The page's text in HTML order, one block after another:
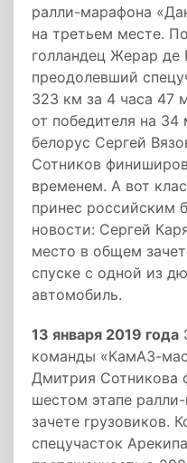
ралли-марафона
на третьем месте.
голландец Жерар де
преодолевший
323 км за 4 часа 47
от победителя на
белорус Сергей
Сотников
временем. А вот
принес российским
новости: Сергей
место в общем
спуске с одной из
автомобиль.
13 января 2019 года
команды «КамАЗ-
Дмитрия Сотникова
шестом этапе
зачете грузовиков.
спецучасток